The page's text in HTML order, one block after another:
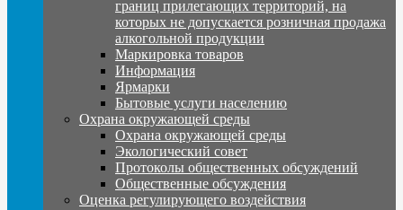
границ прилегающих территорий, на
которых не допускается розничная продажа
алкогольной продукции
Маркировка товаров
Информация
Ярмарки
Бытовые услуги населению
Охрана окружающей среды
Охрана окружающей среды
Экологический совет
Протоколы общественных обсуждений
Общественные обсуждения
Оценка регулирующего воздействия